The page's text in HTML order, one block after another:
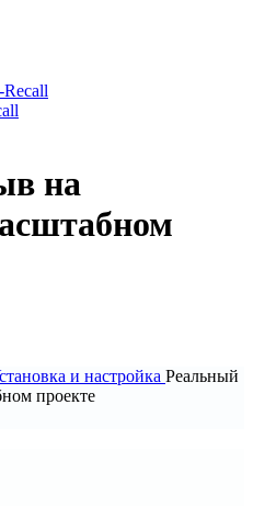
на
и настройка Реальный
проекте